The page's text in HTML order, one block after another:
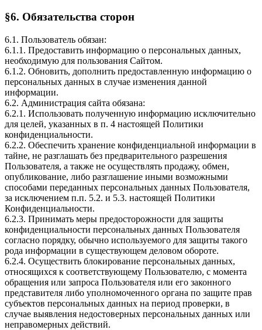
§6. Обязательства сторон
6.1. Пользователь обязан:
6.1.1. Предоставить информацию о персональных данных,
необходимую для пользования Сайтом.
6.1.2. Обновить, дополнить предоставленную информацию о
персональных данных в случае изменения данной
информации.
6.2. Администрация сайта обязана:
6.2.1. Использовать полученную информацию исключительно
для целей, указанных в п. 4 настоящей Политики
конфиденциальности.
6.2.2. Обеспечить хранение конфиденциальной информации в
тайне, не разглашать без предварительного разрешения
Пользователя, а также не осуществлять продажу, обмен,
опубликование, либо разглашение иными возможными
способами переданных персональных данных Пользователя,
за исключением п.п. 5.2. и 5.3. настоящей Политики
Конфиденциальности.
6.2.3. Принимать меры предосторожности для защиты
конфиденциальности персональных данных Пользователя
согласно порядку, обычно используемого для защиты такого
рода информации в существующем деловом обороте.
6.2.4. Осуществить блокирование персональных данных,
относящихся к соответствующему Пользователю, с момента
обращения или запроса Пользователя или его законного
представителя либо уполномоченного органа по защите прав
субъектов персональных данных на период проверки, в
случае выявления недостоверных персональных данных или
неправомерных действий.